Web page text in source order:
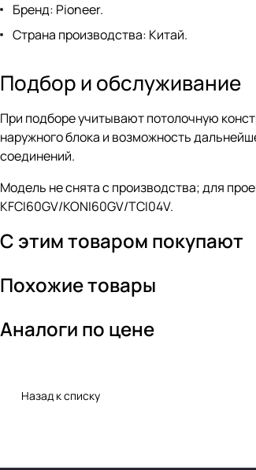
Бренд: Pioneer.
Страна производства: Китай.
Подбор и обслуживание
При подборе учитывают потолочную
наружного блока и возможность
соединений.
Модель не снята с производства; для
KFCI60GV/KONI60GV/TCI04V.
С этим товаром покупают
Похожие товары
Аналоги по цене
Назад к списку